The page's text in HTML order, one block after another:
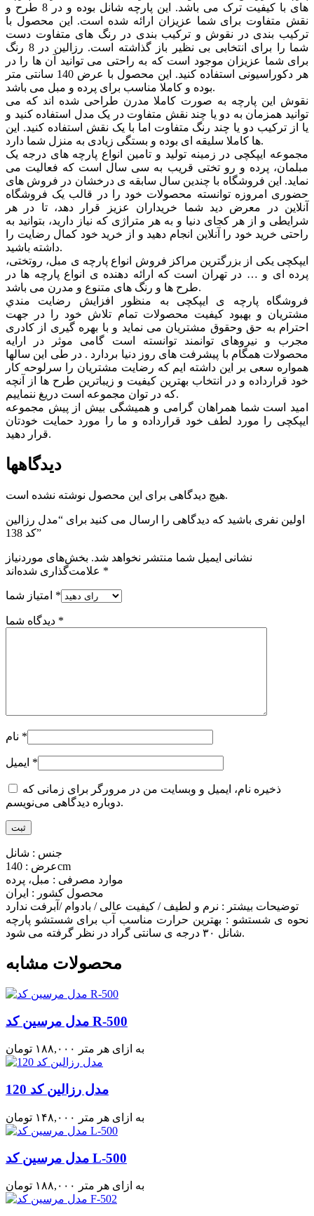
های با کیفیت ترک می باشد. این پارچه شانل بوده و در 8 طرح و
نقش متفاوت برای شما عزیزان ارائه شده است. این محصول با
ترکیب بندی در نقوش و ترکیب بندی در رنگ های متفاوت دست
شما را برای انتخابی بی نظیر باز گذاشته است. رزالین در 8 رنگ
برای شما عزیزان موجود است که به راحتی می توانید آن ها را در
هر دکوراسیونی استفاده کنید. این محصول با عرض 140 سانتی متر
بوده و کاملا مناسب برای پرده و مبل می باشد.
نقوش این پارچه به صورت کاملا مدرن طراحی شده اند که می
توانید همزمان به دو یا چند نقش متفاوت در یک مدل استفاده کنید و
یا از ترکیب دو یا چند رنگ متفاوت اما با یک نقش استفاده کنید. این
ها کاملا سلیقه ای بوده و بستگی زیادی به منزل شما دارد.
مجموعه ایپکچی در زمینه تولید و تامین انواع پارچه های درجه یک
مبلمان، پرده و رو تختی قریب به سی سال است که فعالیت می
نماید. این فروشگاه با چندین سال سابقه ی درخشان در فروش های
حضوری امروزه توانسته محصولات خود را در قالب یک فروشگاه
آنلاین در معرض دید شما خریداران عزیز قرار دهد، تا در هر
شرایطی و از هر کجای دنیا و به هر متراژی که نیاز دارید، بتوانید به
راحتی خرید خود را آنلاین انجام دهید و از خرید خود کمال رضایت را
داشته باشید.
ایپکچی یکی از بزرگترین مراکز فروش انواع پارچه ی مبل، روتختی،
پرده ای و … در تهران است که ارائه دهنده ی انواع پارچه ها در
طرح ها و رنگ های متنوع و مدرن می باشد.
فروشگاه پارچه ی ایپکچی به منظور افزايش رضايت مندي
مشتريان و بهبود کيفيت محصولات تمام تلاش خود را در جهت
احترام به حق وحقوق مشتريان می نماید و با بهره گیری از کادری
مجرب و نیروهای توانمند توانسته است گامی موثر در ارايه
محصولات همگام با پیشرفت های روز دنیا بردارد . در طی این سالها
همواره سعی بر این داشته ایم که رضایت مشتریان را سرلوحه کار
خود قرارداده و در انتخاب بهترین کیفیت و زیباترین طرح ها از آنچه
که در توان مجموعه است دریغ ننماییم.
امید است شما همراهان گرامی و همیشگی بیش از پیش مجموعه
ایپکچی را مورد لطف خود قرارداده و ما را مورد حمایت خودتان
قرار دهید.
دیدگاهها
هیچ دیدگاهی برای این محصول نوشته نشده است.
اولین نفری باشید که دیدگاهی را ارسال می کنید برای “مدل رزالین
کد 138”
نشانی ایمیل شما منتشر نخواهد شد. بخش‌های موردنیاز
*
*
*
*
*
ذخیره نام، ایمیل و وبسایت من در مرورگر برای زمانی که
دوباره دیدگاهی می‌نویسم.
جنس : شانل
عرض : 140cm
موارد مصرفی : مبل، پرده
محصول کشور : ایران
توضیحات بیشتر : نرم و لطیف / کیفیت عالی / بادوام /آبرفت ندارد
نحوه ی شستشو : بهترین حرارت مناسب آب برای شستشو پارچه
شانل ۳۰ درجه ی سانتی گراد در نظر گرفته می شود.
محصولات مشابه
مدل مرسین کد R-500
۱۸۸,۰۰۰ تومان به ازای هر متر
مدل رزالین کد 120
۱۴۸,۰۰۰ تومان به ازای هر متر
مدل مرسین کد L-500
۱۸۸,۰۰۰ تومان به ازای هر متر